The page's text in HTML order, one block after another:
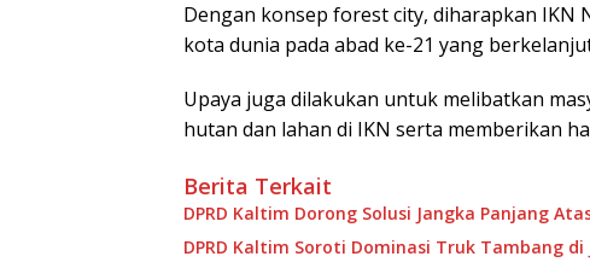
Dengan konsep forest city, diharapkan IKN
kota dunia pada abad ke-21 yang
Upaya juga dilakukan untuk melibatkan
hutan dan lahan di IKN serta memberikan
Berita Terkait
DPRD Kaltim Dorong Solusi Jangka Panjang
DPRD Kaltim Soroti Dominasi Truk Tambang